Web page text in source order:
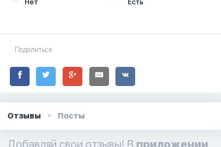
Нет
Есть
Поделиться:
Отзывы Посты
Добавляй свои отзывы! В приложении